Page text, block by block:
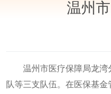
温州
温州市医疗保障局龙湾
队等三支队伍。在医保基